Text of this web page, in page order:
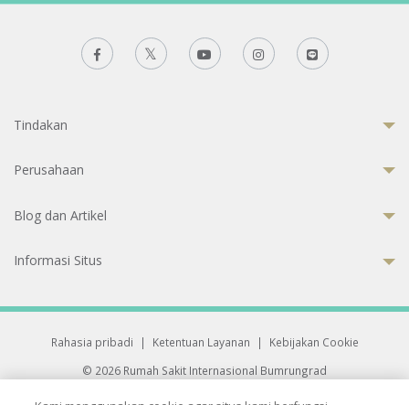
Tindakan
Perusahaan
Blog dan Artikel
Informasi Situs
Rahasia pribadi | Ketentuan Layanan |
Kebijakan Cookie
© 2026 Rumah Sakit Internasional Bumrungrad